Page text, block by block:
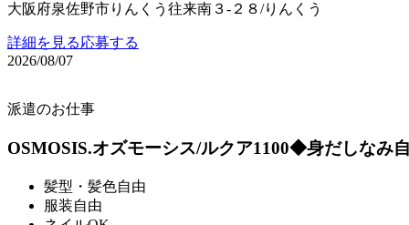
大阪府泉佐野市りんくう往来南３‐２８/りんくう
詳細を見る応募する
2026/08/07
派遣のお仕事
OSMOSIS.オズモーシス/ルクア1100◆身だしなみ
髪型・髪色自由
服装自由